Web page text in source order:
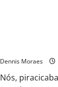
Dennis Moraes
Nós,